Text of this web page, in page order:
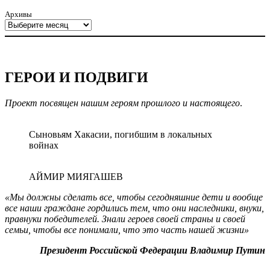
Архивы
ГЕРОИ И ПОДВИГИ
Проект посвящен нашим героям прошлого и настоящего.
Сыновьям Хакасии, погибшим в локальных
войнах
АЙМИР МИЯГАШЕВ
«Мы должны сделать все, чтобы сегодняшние дети и вообще
все наши граждане гордились тем, что они наследники, внуки,
правнуки победителей. Знали героев своей страны и своей
семьи, чтобы все понимали, что это часть нашей жизни»
Президент Российской Федерации Владимир Путин